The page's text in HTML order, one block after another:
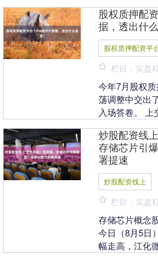
股权质押配
据，透出什
股权质押配资平
栏目：实盘
今年7月股权
荡调整中交出
入场答卷。
但....
炒股配资线
存储芯片引
署提速
炒股配资线上
栏目：实盘
存储芯片概念
今日（8月5日
幅走高，江化